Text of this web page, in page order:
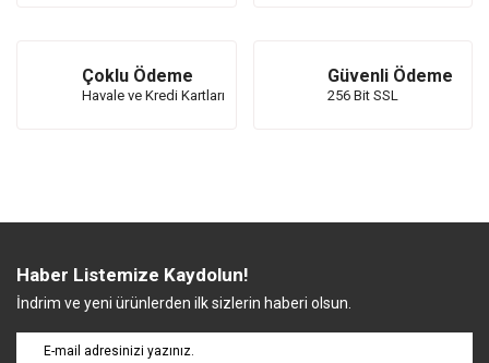
Çoklu Ödeme
Havale ve Kredi Kartları
Güvenli Ödeme
256 Bit SSL
Haber Listemize Kaydolun!
İndrim ve yeni ürünlerden ilk sizlerin haberi olsun.